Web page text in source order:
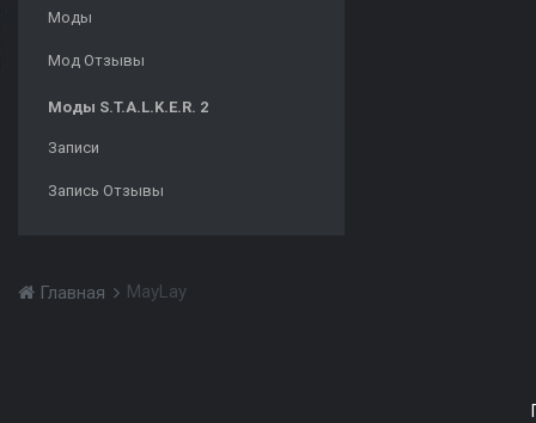
Моды
Мод Отзывы
Моды S.T.A.L.K.E.R. 2
Записи
Запись Отзывы
Главная MayLay